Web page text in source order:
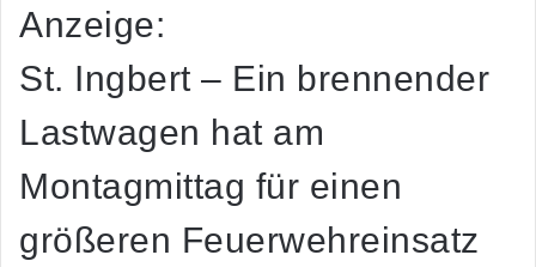
Anzeige:
St. Ingbert – Ein brennender
Lastwagen hat am
Montagmittag für einen
größeren Feuerwehreinsatz